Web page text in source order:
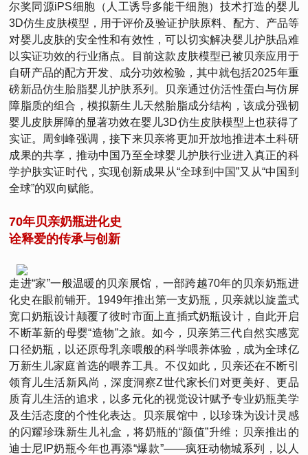
尔奖同源iPS细胞（人工诱导多能干细胞）技术打造的婴儿
3D仿生皮肤模型，用于评价及验证护肤原料、配方、产品等
对婴儿皮肤的安全性和有效性，可以切实解决婴儿护肤品难
以实证功效的行业痛点。目前这款皮肤模型已被贝亲应用于
自研产品的配方开发、成分功效检验，其中就包括2025年重
磅新品仿生胎脂婴儿护肤系列。贝亲通过仿活性蛋白与仿屏
障脂质的组合，模拟新生儿天然胎脂成分结构，该成分强韧
婴儿皮肤屏障的显著功效在婴儿3D仿生皮肤模型上也获得了
实证。周剑峰强调，接下来贝亲将更加开放地推进本土科研
成果的共享，推动中国乃至全球婴儿护肤行业进入真正的科
学护肤实证时代，实现创新成果从“全球到中国”又从“中国到
全球”的双向赋能。
70年贝亲奶瓶进化史
诠释爱的传承与创新
走进“家”一般温暖的贝亲展馆，一部跨越70年的贝亲奶瓶进
化史在眼前铺开。1949年推出第一支奶瓶，贝亲就以旋盖式
宽口奶瓶设计颠覆了彼时市面上直插式奶瓶设计，自此开启
不断革新的母婴“造物”之旅。如今，贝亲第三代自然实感宽
口径奶瓶，以还原母乳亲喂般的科学喂养体验，成为全球亿
万新生儿家庭首选的喂养工具。不仅如此，贝亲还在不断引
领育儿生活新风尚，深度洞察Z世代家长们对更美好、更品
质育儿生活的追求，以多元化的视觉设计赋予专业奶瓶美学
及生活态度的个性化表达。贝亲展馆中，以珍珠为设计灵感
的闪耀珍珠新生儿礼盒，将奶瓶的“颜值”升维；贝亲推出的
迪士尼IP奶瓶今年也再添“爆款”——疯狂动物城系列，以人